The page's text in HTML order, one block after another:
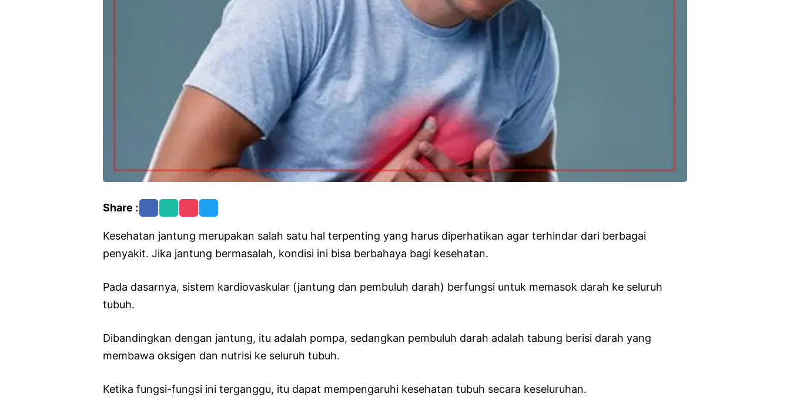
Share :
Kesehatan jantung merupakan salah satu hal terpenting yang harus diperhatikan agar terhindar dari berbagai
penyakit. Jika jantung bermasalah, kondisi ini bisa berbahaya bagi kesehatan.
Pada dasarnya, sistem kardiovaskular (jantung dan pembuluh darah) berfungsi untuk memasok darah ke seluruh
tubuh.
Dibandingkan dengan jantung, itu adalah pompa, sedangkan pembuluh darah adalah tabung berisi darah yang
membawa oksigen dan nutrisi ke seluruh tubuh.
Ketika fungsi-fungsi ini terganggu, itu dapat mempengaruhi kesehatan tubuh secara keseluruhan.